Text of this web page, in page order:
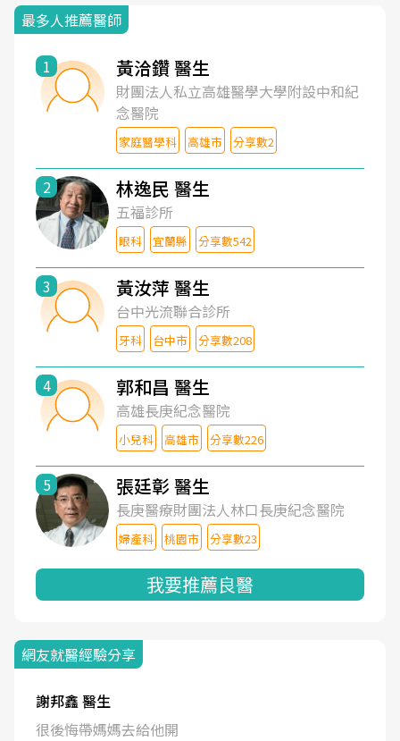
最多人推薦醫師
1 黃洽鑽 醫生
財團法人私立高雄醫學大學附設中和紀
念醫院
家庭醫學科 高雄市 分享數2
2 林逸民 醫生
五福診所
眼科 宜蘭縣 分享數542
3 黃汝萍 醫生
台中光流聯合診所
牙科 台中市 分享數208
4 郭和昌 醫生
高雄長庚紀念醫院
小兒科 高雄市 分享數226
5 張廷彰 醫生
長庚醫療財團法人林口長庚紀念醫院
婦產科 桃園市 分享數23
我要推薦良醫
網友就醫經驗分享
謝邦鑫 醫生
很後悔帶媽媽去給他開